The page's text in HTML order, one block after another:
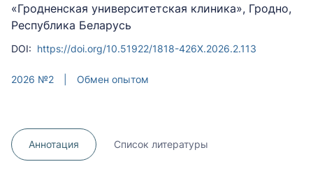
«Гродненская университетская клиника», Гродно,
Республика Беларусь
DOI: https://doi.org/10.51922/1818-426X.2026.2.113
2026 №2 Обмен опытом
Аннотация Список литературы